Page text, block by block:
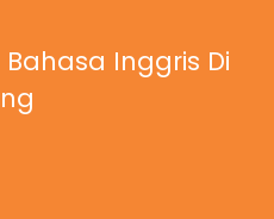
Bahasa Inggris Di